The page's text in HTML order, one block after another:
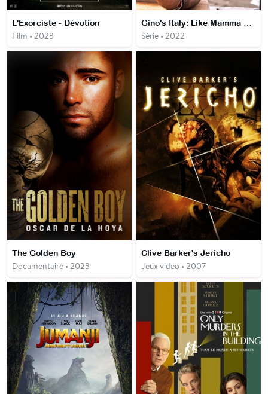
L'Exorciste - Dévotion
Film • 2023
Gino's Italy: Like Mamma Used To Make
Série • 2022
The Golden Boy
Documentaire • 2023
Clive Barker's Jericho
Jeux vidéo • 2007